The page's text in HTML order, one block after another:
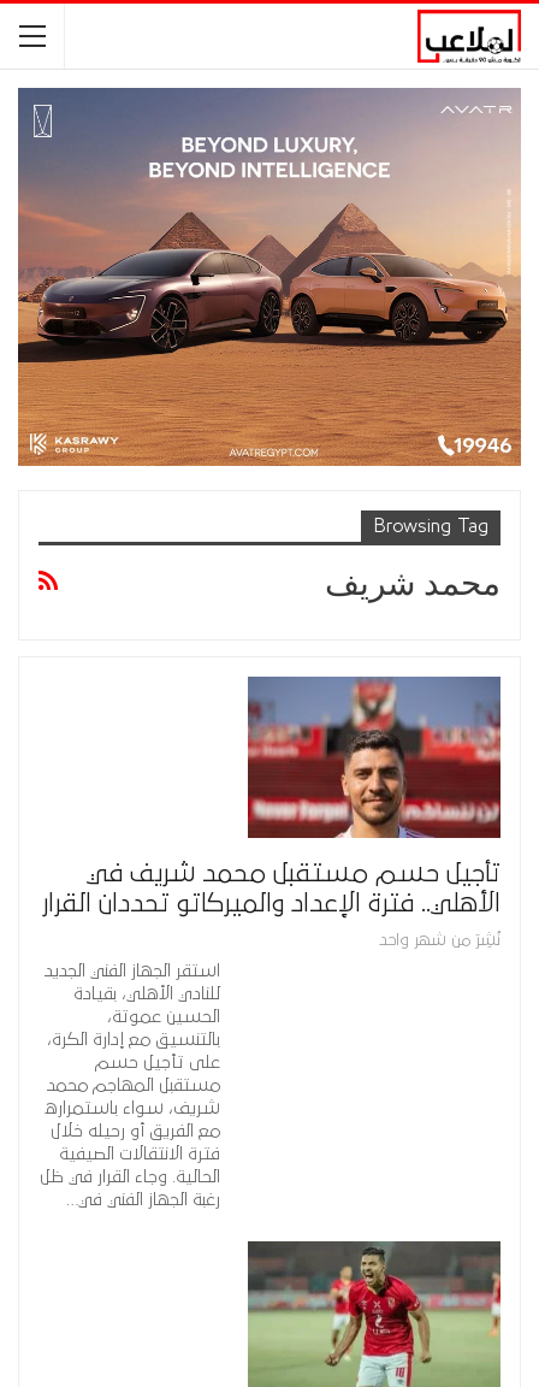
Browsing Tag
محمد شريف
تأجيل حسم مستقبل محمد شريف في
الأهلي.. فترة الإعداد والميركاتو تحددان القرار
نُشِرَ من شهر واحد
استقر الجهاز الفني الجديد
للنادي الأهلي، بقيادة
الحسين عموتة،
بالتنسيق مع إدارة الكرة،
على تأجيل حسم
مستقبل المهاجم محمد
شريف، سواء باستمراره
مع الفريق أو رحيله خلال
فترة الانتقالات الصيفية
الحالية. وجاء القرار في ظل
رغبة الجهاز الفني في…